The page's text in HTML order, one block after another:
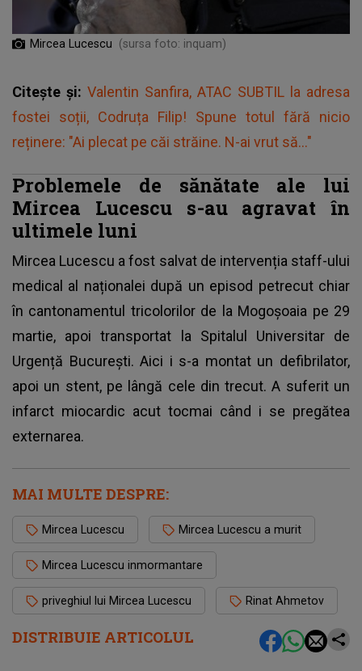
DISTRIBUIE ARTICOLUL
Mircea Lucescu (sursa foto: inquam)
Citește și: Valentin Sanfira, ATAC SUBTIL la adresa
fostei soții, Codruța Filip! Spune totul fără nicio
reținere: "Ai plecat pe căi străine. N-ai vrut să..."
Problemele de sănătate ale lui
Mircea Lucescu s-au agravat în
ultimele luni
Mircea Lucescu a fost salvat de intervenția staff-ului
medical al naționalei după un episod petrecut chiar
în cantonamentul tricolorilor de la Mogoșoaia pe 29
martie, apoi transportat la Spitalul Universitar de
Urgență București. Aici i s-a montat un defibrilator,
apoi un stent, pe lângă cele din trecut. A suferit un
infarct miocardic acut tocmai când i se pregătea
externarea.
MAI MULTE DESPRE:
Mircea Lucescu Mircea Lucescu a murit
Mircea Lucescu inmormantare
priveghiul lui Mircea Lucescu Rinat Ahmetov